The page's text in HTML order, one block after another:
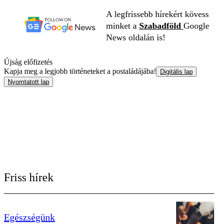
A legfrissebb hírekért kövess
minket a Szabadföld Google
News oldalán is!
Újság előfizetés
Kapja meg a legjobb történeteket a postaládájába!
Digitális lap
Nyomtatott lap
Friss hírek
Egészségünk